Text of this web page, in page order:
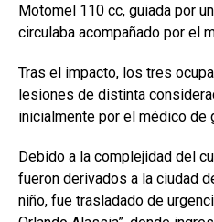
Motomel 110 cc, guiada por
circulaba acompañado por el
Tras el impacto, los tres
lesiones de distinta
inicialmente por el médico de
Debido a la complejidad del
fueron derivados a la ciudad
niño, fue trasladado de